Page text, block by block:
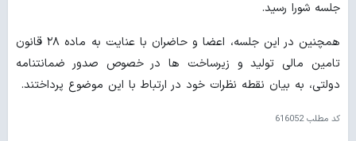
جلسه شورا رسید.
همچنین در این جلسه، اعضا و حاضران با عنایت به ماده ۲۸ قانون
تامین مالی تولید و زیرساخت ها در خصوص صدور ضمانتنامه
دولتی، به بیان نقطه نظرات خود در ارتباط با این موضوع پرداختند.
کد مطلب616052